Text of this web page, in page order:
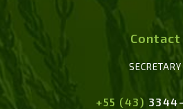
Contact
SECRETARY
+55 (43)